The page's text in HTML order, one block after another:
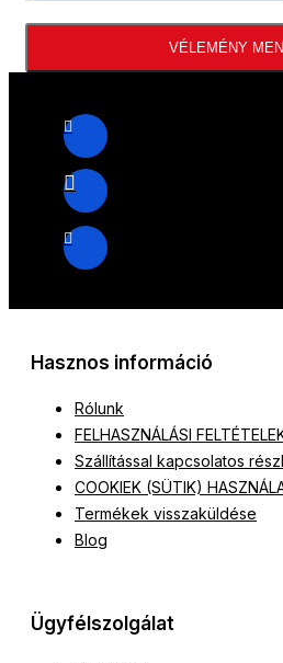
VÉLEMÉNY
Hasznos információ
Rólunk
FELHASZNÁLÁSI
Szállítással kapcsolatos
COOKIEK (SÜTIK)
Termékek visszaküldése
Blog
Ügyfélszolgálat